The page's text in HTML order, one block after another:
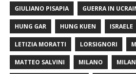
GIULIANO PISAPIA GUERRA IN
HUNG GAR HUNG KUEN ISRAELE
LETIZIA MORATTI LORSIGNORI
MATTEO SALVINI MILANO